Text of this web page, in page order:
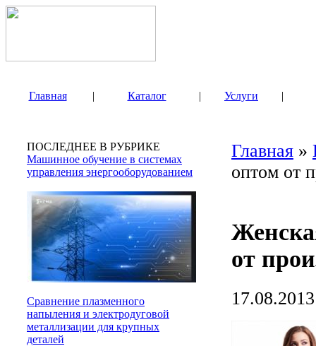
Главная | Каталог | Услуги |
ПОСЛЕДНЕЕ В РУБРИКЕ
Машинное обучение в системах
управления энергооборудованием
Сравнение плазменного
напыления и электродуговой
металлизации для крупных
деталей
Главная »
оптом от
от
17.08.2013